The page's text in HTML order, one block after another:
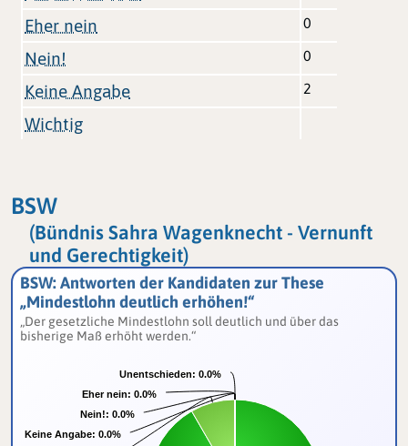
Eher nein
0
Nein! 0
Keine Angabe 2
Wichtig
BSW
(Bündnis Sahra Wagenknecht - Vernunft
und Gerechtigkeit)
Unentschieden: 0.0%
Unentschieden: 0.0%
Eher nein: 0.0%
Eher nein: 0.0%
Nein!: 0.0%
Nein!: 0.0%
Keine Angabe: 0.0%
Keine Angabe: 0.0%
BSW: Antworten der Kandidaten zur These
„Mindestlohn deutlich erhöhen!“
„Der gesetzliche Mindestlohn soll deutlich und über das
bisherige Maß erhöht werden.“